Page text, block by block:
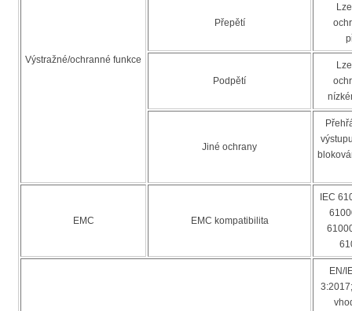
Výstražné/ochranné funkce
Přepětí
Podpětí
Jiné ochrany
EMC EMC kompatibilita
IEC
EN/